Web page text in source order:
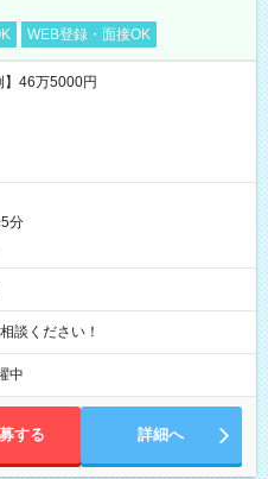
WEB登録・面接OK
46万5000円
分
ください！
中
する 詳細へ